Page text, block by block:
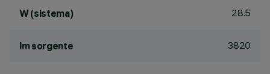
W (sistema) 28.5
lm sorgente 3820